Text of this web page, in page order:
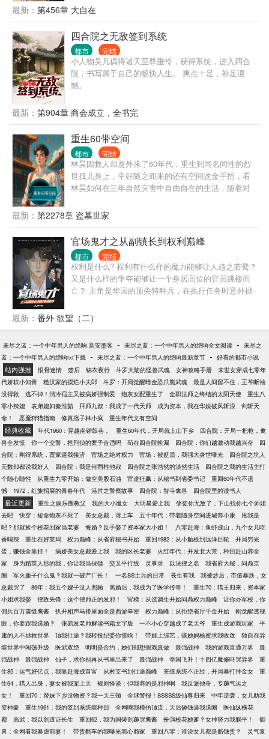
论谁在管，赵公子在的地方，都统一归赵公子管 年轻
气盛刘华强，疯癫狂傲苗青山，无法无天谢文东，胜
天半子祁同伟，逆天改命黎志田，绿藤大佬高明远，
全村带富林耀东，横扫港城张世豪… 黎志田：钱外有
钱，官上还有官，赵公子便是我最后的底牌 郑刚：赵
公子是大船我是小船。哦不对，在赵家人面前，我什
么都不是 林耀东：带塔寨的年轻人在南亚开厂淘金，
风险低利润高，为赵家打工未来有盼头 陆秉坤：赵公
才累死累活了 侯亮平：亚洲地下组织部部长，这个赵
瑞龙不好对付啊 钟小艾：手握科技命脉~富可敌国，
已经是上面的手套，只可与其合作，不能让其成为阶
下囚！ 祁同伟：感谢赵公子让我与高小琴白头到老 沙
瑞金：被赵瑞龙抓了小辫子，掀桌便是两败俱伤 高育
良：被赵瑞龙拿捏，不算窝囊 李达康：虎父无犬子，
瑞龙不简单 赵啸声：昌武市赵家，惹不起汉东省赵家
汉：是谁不声不响偷了我别墅里的2亿现金
最新： 第456章 大自在
四合院之无敌签到系统
都市 完结
小人物吴凡偶得诸天至尊垂怜，获得系统，进入四合
院，书写属于自己的畅快人生。 爽点十足，补足遗
憾。
最新： 第904章 商会成立，全书完
重生60带空间
都市 完结
林昊因救人却意外来了60年代，重生到同名同性的烈
世孤儿身上，幸好随之而来的还有空间这金手指，看
林昊如何在三年自然灾害中自由自在的生活，随着对
打猎，自由享受生活。
最新： 第2278章 盗墓世家
官场鬼才之从副镇长到权利巅峰
都市 完结
权利是什么? 权利有什么样的魔力能够让人趋之若鹜？
又是什么样的争夺能够让一个身居高位的官员跳楼而
亡？ 主角是华国的顶尖特种兵，在执行任务时意外拯
最新： 番外 欲望（二）
未尽之蓝：一个中年男人的绝响 新安墨客 - 未尽之蓝：一个中年男人的绝响全文阅读 - 未尽之
蓝：一个中年男人的绝响txt下载 - 未尽之蓝：一个中年男人的绝响最新章节 - 好看的都市小说
站内强推 恨骨迷情 楚后 锦衣夜行 斗罗大陆的怪兽武魂 女神攻略手册
末世女穿成七零年
代娇软小知青
糙汉家的摆烂小夫郎 斗罗：开局觉醒暗金恐爪熊武魂
最是人间留不住，王爷断袖
没得救
逃不掉！清冷宿主又被病娇强制爱 炮灰女配重生了 全职法师之终结的太阳天使
重生八
零小辣媳
表弟媳妇秦淮茹 拜师九叔：我成了一代天师 成为资本，我在华娱破风斩浪
剑斩天
命！
恶魔狩猎指南 修真痞子林小疯 重生年代文有空间
经典收藏 年代1960：穿越南锣鼓巷， 重生60年代，开局就上山下乡
四合院：开局一把枪，禽
兽全发慌
你一个交警，抢刑侦的案子合适吗 苟在四合院捡漏 四合院：你们越激动我越兴奋
四
合院：刚得系统，贾家逼我接济
官场之绝对权力 官场：被贬后，我强大身世曝光
四合院之坑人
无数却都说我好人
四合院：我是何雨柱他叔 四合院之张浩然的淡然生活
四合院之我的生活主打
个随心随性
从重生九零开始：做空美股石油 官途狂飙：从秘书到省委书记
重回60年代不遗
憾
1972，红旗招展的青春年代 港片之警察故事 四合院：智斗禽兽 四合院里的读书人
最近更新 重生之娱乐圈教父 我的大小魔女 大明星爱上我
孽徒你无敌了，下山找你七个师姐
去吧
快穿：短命炮灰不死了 美女总裁，请上车 五十年代：带着随身空间进城奔小康
甩我是
吧？那就捡个校花回家当老婆
悔婚？反手娶了资本家大小姐！
八零赶海：鱼虾成山，九个女儿吃
香喝辣
重生在好莱坞 权力巅峰：从省府秘书开始 重回1982：从小舢板到远洋巨轮
开局穷光
蛋，赚钱全靠挂！
病娇美女总裁爱上我 我的区长老婆
火红年代：开发北大荒，种田赶山养全
家
身为精英人形的我，你让我当保镖 交叉平行线 灵事录 以法律之名
我省府大秘，问鼎京
圈
军火贩子什么鬼？我就一破产厂长！ 一名SS士兵的日常 苍生有我
我被炒后，市值暴跌，女
总裁哭了
86年：我五个嫂子没人照顾 离婚后，我成为了医学传奇！
重生70：猎王归来，资本家
小姐求我娶
律政先锋：这个律师正的发邪！ 官梯：从选调生开始问鼎权力巅峰
让你办军校，你
佣兵百万震慑鹰酱
扒开相声马褂里面全是西游辛密 权力巅峰：从拒绝省厅千金开始
刚觉醒透视
眼，你要跟我退婚？
张易发老师解读书籍文字版 一不小心穿越成了老天爷 重生成游戏玩家
平
庸的人不拯救世界
顶我仕途？我转投纪委你慌啥！ 带娃上综艺，孩她妈杨蜜求我收敛
独自在异
能世界中闯荡升级
医武双绝 明明是合约，她们却想假戏真做 最强战神 我的游戏直通万界
最
强战神
最强战神 仙子，求你别再从书里出来了 最强战神 举国飞升！十四亿魔修吓哭异界
重
生85：运气好亿点，我靠赶海成首富
从村支书到仕途巅峰 充值系统不正经，开局暴打拜金女
重
生64，猎人出身，妻女被我宠上天
规则怪谈：但我养的是邪神啊
我反派他哥，专薅气运之
女！
重回70：替妹下乡没物资？我一天三顿 全球警报！SSSSS级仙尊归来
中年逆袭，女儿助我
变神豪
重生1961：我的签到系统能种田 全网嘲我模仿顶流，天后砸钱逼我退圈
医仙纵横花
都
高武：我以剑道证长生 重回62，我为国铸剑薅哭鹰酱 扮演校花她爹？女神努力我躺平！
御
兽：全网看我暴虐前妻！
带货翻车的我曝光黑心商家 重回八零：谁说女儿都是赔钱货？ 灵气复